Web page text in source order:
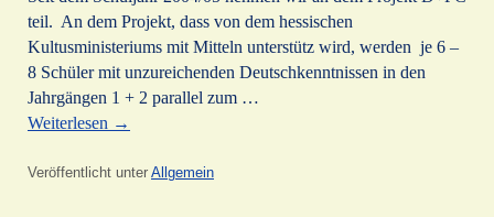
teil. An dem Projekt, dass von dem hessischen
Kultusministeriums mit Mitteln unterstütz wird, werden je 6 –
8 Schüler mit unzureichenden Deutschkenntnissen in den
Jahrgängen 1 + 2 parallel zum …
Weiterlesen →
Veröffentlicht unter Allgemein